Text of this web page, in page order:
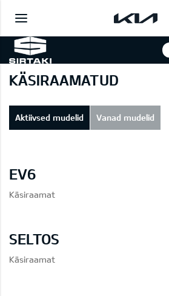
KÄSIRAAMATUD
Aktiivsed mudelid Vanad mudelid
EV6
Käsiraamat
SELTOS
Käsiraamat